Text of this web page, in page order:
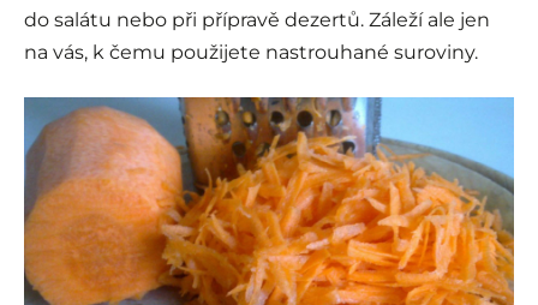
do salátu nebo při přípravě dezertů. Záleží ale jen
na vás, k čemu použijete nastrouhané suroviny.